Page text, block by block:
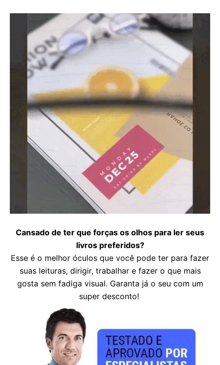
Cansado de ter que forças os olhos para ler seus
livros preferidos?
Esse é o melhor óculos que você pode ter para fazer
suas leituras, dirigir, trabalhar e fazer o que mais
gosta sem fadiga visual. Garanta já o seu com um
super desconto!